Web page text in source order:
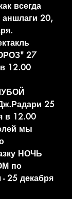
всегда
20,
27
12.00
25
в 12.00
мы
НОЧЬ
по
25 декабря